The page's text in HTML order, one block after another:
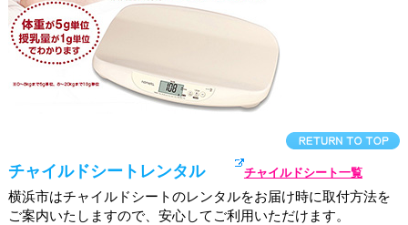
チャイルドシートレンタル チャイルドシート一覧
横浜市はチャイルドシートのレンタルをお届け時に取付方法を
ご案内いたしますので、安心してご利用いただけます。